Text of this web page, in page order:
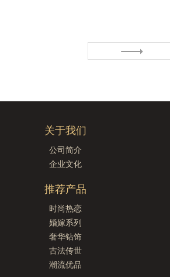
关于我们
公司简介
企业文化
推荐产品
时尚热恋
婚嫁系列
奢华钻饰
古法传世
潮流优品